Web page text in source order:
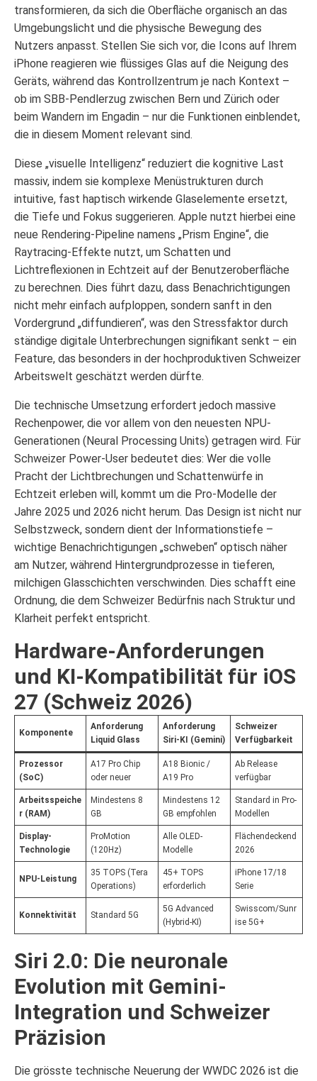
transformieren, da sich die Oberfläche organisch an das
Umgebungslicht und die physische Bewegung des
Nutzers anpasst. Stellen Sie sich vor, die Icons auf Ihrem
iPhone reagieren wie flüssiges Glas auf die Neigung des
Geräts, während das Kontrollzentrum je nach Kontext –
ob im SBB-Pendlerzug zwischen Bern und Zürich oder
beim Wandern im Engadin – nur die Funktionen einblendet,
die in diesem Moment relevant sind.
Diese „visuelle Intelligenz“ reduziert die kognitive Last
massiv, indem sie komplexe Menüstrukturen durch
intuitive, fast haptisch wirkende Glaselemente ersetzt,
die Tiefe und Fokus suggerieren. Apple nutzt hierbei eine
neue Rendering-Pipeline namens „Prism Engine“, die
Raytracing-Effekte nutzt, um Schatten und
Lichtreflexionen in Echtzeit auf der Benutzeroberfläche
zu berechnen. Dies führt dazu, dass Benachrichtigungen
nicht mehr einfach aufploppen, sondern sanft in den
Vordergrund „diffundieren“, was den Stressfaktor durch
ständige digitale Unterbrechungen signifikant senkt – ein
Feature, das besonders in der hochproduktiven Schweizer
Arbeitswelt geschätzt werden dürfte.
Die technische Umsetzung erfordert jedoch massive
Rechenpower, die vor allem von den neuesten NPU-
Generationen (Neural Processing Units) getragen wird. Für
Schweizer Power-User bedeutet dies: Wer die volle
Pracht der Lichtbrechungen und Schattenwürfe in
Echtzeit erleben will, kommt um die Pro-Modelle der
Jahre 2025 und 2026 nicht herum. Das Design ist nicht nur
Selbstzweck, sondern dient der Informationstiefe –
wichtige Benachrichtigungen „schweben“ optisch näher
am Nutzer, während Hintergrundprozesse in tieferen,
milchigen Glasschichten verschwinden. Dies schafft eine
Ordnung, die dem Schweizer Bedürfnis nach Struktur und
Klarheit perfekt entspricht.
Hardware-Anforderungen
und KI-Kompatibilität für iOS
27 (Schweiz 2026)
Komponente
Anforderung
Liquid Glass
Anforderung
Siri-KI (Gemini)
Schweizer
Verfügbarkeit
Prozessor
(SoC)
A17 Pro Chip
oder neuer
A18 Bionic /
A19 Pro
Ab Release
verfügbar
Arbeitsspeiche
r (RAM)
Mindestens 8
GB
Mindestens 12
GB empfohlen
Standard in Pro-
Modellen
Display-
Technologie
ProMotion
(120Hz)
Alle OLED-
Modelle
Flächendeckend
2026
NPU-Leistung
35 TOPS (Tera
Operations)
45+ TOPS
erforderlich
iPhone 17/18
Serie
Konnektivität Standard 5G
5G Advanced
(Hybrid-KI)
Swisscom/Sunr
ise 5G+
Siri 2.0: Die neuronale
Evolution mit Gemini-
Integration und Schweizer
Präzision
Die grösste technische Neuerung der WWDC 2026 ist die